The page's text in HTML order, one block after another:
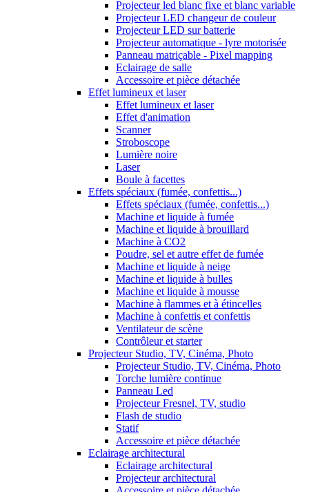
Projecteur led blanc fixe et blanc variable
Projecteur LED changeur de couleur
Projecteur LED sur batterie
Projecteur automatique - lyre motorisée
Panneau matriçable - Pixel mapping
Eclairage de salle
Accessoire et pièce détachée
Effet lumineux et laser
Effet lumineux et laser
Effet d'animation
Scanner
Stroboscope
Lumière noire
Laser
Boule à facettes
Effets spéciaux (fumée, confettis...)
Effets spéciaux (fumée, confettis...)
Machine et liquide à fumée
Machine et liquide à brouillard
Machine à CO2
Poudre, sel et autre effet de fumée
Machine et liquide à neige
Machine et liquide à bulles
Machine et liquide à mousse
Machine à flammes et à étincelles
Machine à confettis et confettis
Ventilateur de scène
Contrôleur et starter
Projecteur Studio, TV, Cinéma, Photo
Projecteur Studio, TV, Cinéma, Photo
Torche lumière continue
Panneau Led
Projecteur Fresnel, TV, studio
Flash de studio
Statif
Accessoire et pièce détachée
Eclairage architectural
Eclairage architectural
Projecteur architectural